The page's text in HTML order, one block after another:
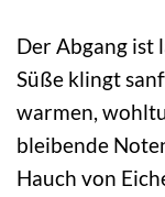
Der Abgang ist
Süße klingt
warmen,
bleibende
Hauch von